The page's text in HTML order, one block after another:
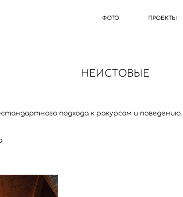
ФОТО ПРОЕКТЫ
НЕИСТОВЫЕ
подхода к ракурсам и